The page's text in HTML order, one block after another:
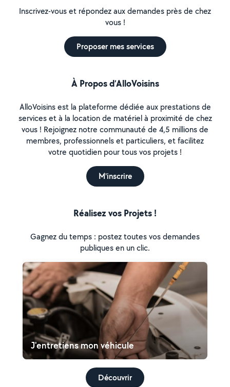
Inscrivez-vous et répondez aux demandes près de chez
vous !
Proposer mes services
À Propos d’AlloVoisins
AlloVoisins est la plateforme dédiée aux prestations de
services et à la location de matériel à proximité de chez
vous ! Rejoignez notre communauté de 4,5 millions de
membres, professionnels et particuliers, et facilitez
votre quotidien pour tous vos projets !
M'inscrire
Réalisez vos Projets !
Gagnez du temps : postez toutes vos demandes
publiques en un clic.
J'entretiens mon véhicule
Découvrir